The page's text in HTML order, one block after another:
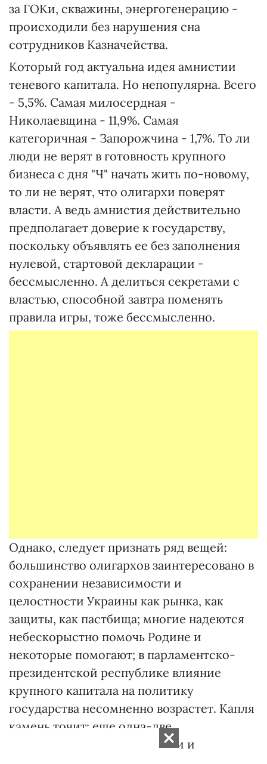
за ГОКи, скважины, энергогенерацию -
происходили без нарушения сна
сотрудников Казначейства.
Который год актуальна идея амнистии
теневого капитала. Но непопулярна. Всего
- 5,5%. Самая милосердная -
Николаевщина - 11,9%. Самая
категоричная - Запорожчина - 1,7%. То ли
люди не верят в готовность крупного
бизнеса с дня "Ч" начать жить по-новому,
то ли не верят, что олигархи поверят
власти. А ведь амнистия действительно
предполагает доверие к государству,
поскольку объявлять ее без заполнения
нулевой, стартовой декларации -
бессмысленно. А делиться секретами с
властью, способной завтра поменять
правила игры, тоже бессмысленно.
Однако, следует признать ряд вещей:
большинство олигархов заинтересовано в
сохранении независимости и
целостности Украины как рынка, как
защиты, как пастбища; многие надеются
небескорыстно помочь Родине и
некоторые помогают; в парламентско-
президентской республике влияние
крупного капитала на политику
государства несомненно возрастет. Капля
камень точит: еще одна-две
президентские полукаденции и